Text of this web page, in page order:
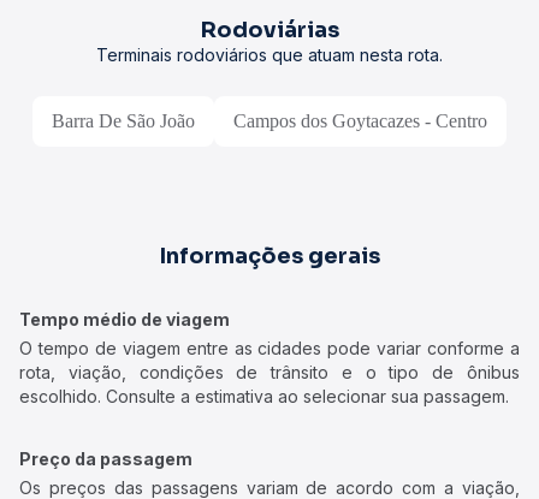
Rodoviárias
Terminais rodoviários que atuam nesta rota.
Barra De São João Campos dos Goytacazes - Centro
Informações gerais
Tempo médio de viagem
O tempo de viagem entre as cidades pode variar conforme a
rota, viação, condições de trânsito e o tipo de ônibus
escolhido. Consulte a estimativa ao selecionar sua passagem.
Preço da passagem
Os preços das passagens variam de acordo com a viação,